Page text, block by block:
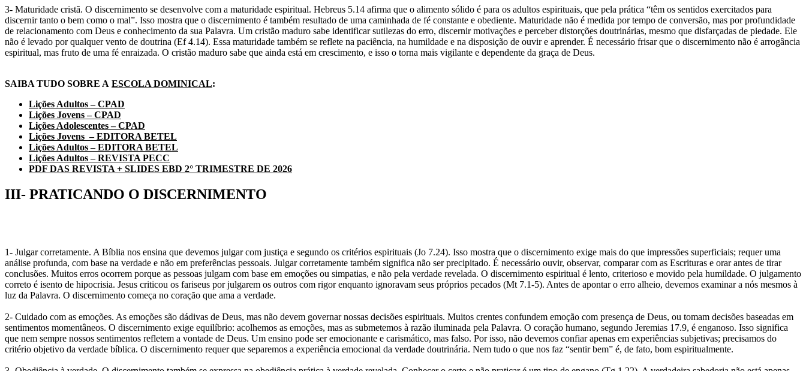
3- Maturidade cristã. O discernimento se desenvolve com a maturidade espiritual. Hebreus 5.14 afirma que o alimento sólido é para os adultos espirituais, que pela prática “têm os sentidos exercitados para
discernir tanto o bem como o mal”. Isso mostra que o discernimento é também resultado de uma caminhada de fé constante e obediente. Maturidade não é medida por tempo de conversão, mas por profundidade
de relacionamento com Deus e conhecimento da sua Palavra. Um cristão maduro sabe identificar sutilezas do erro, discernir motivações e perceber distorções doutrinárias, mesmo que disfarçadas de piedade. Ele
não é levado por qualquer vento de doutrina (Ef 4.14). Essa maturidade também se reflete na paciência, na humildade e na disposição de ouvir e aprender. É necessário frisar que o discernimento não é arrogância
espiritual, mas fruto de uma fé enraizada. O cristão maduro sabe que ainda está em crescimento, e isso o torna mais vigilante e dependente da graça de Deus.
SAIBA TUDO SOBRE A ESCOLA DOMINICAL:
Lições Adultos – CPAD
Lições Jovens – CPAD
Lições Adolescentes – CPAD
Lições Jovens – EDITORA BETEL
Lições Adultos – EDITORA BETEL
Lições Adultos – REVISTA PECC
PDF DAS REVISTA + SLIDES EBD 2° TRIMESTRE DE 2026
III- PRATICANDO O DISCERNIMENTO
1- Julgar corretamente. A Bíblia nos ensina que devemos julgar com justiça e segundo os critérios espirituais (Jo 7.24). Isso mostra que o discernimento exige mais do que impressões superficiais; requer uma
análise profunda, com base na verdade e não em preferências pessoais. Julgar corretamente também significa não ser precipitado. É necessário ouvir, observar, comparar com as Escrituras e orar antes de tirar
conclusões. Muitos erros ocorrem porque as pessoas julgam com base em emoções ou simpatias, e não pela verdade revelada. O discernimento espiritual é lento, criterioso e movido pela humildade. O julgamento
correto é isento de hipocrisia. Jesus criticou os fariseus por julgarem os outros com rigor enquanto ignoravam seus próprios pecados (Mt 7.1-5). Antes de apontar o erro alheio, devemos examinar a nós mesmos à
luz da Palavra. O discernimento começa no coração que ama a verdade.
2- Cuidado com as emoções. As emoções são dádivas de Deus, mas não devem governar nossas decisões espirituais. Muitos crentes confundem emoção com presença de Deus, ou tomam decisões baseadas em
sentimentos momentâneos. O discernimento exige equilíbrio: acolhemos as emoções, mas as submetemos à razão iluminada pela Palavra. O coração humano, segundo Jeremias 17.9, é enganoso. Isso significa
que nem sempre nossos sentimentos refletem a vontade de Deus. Um ensino pode ser emocionante e carismático, mas falso. Por isso, não devemos confiar apenas em experiências subjetivas; precisamos do
critério objetivo da verdade bíblica. O discernimento requer que separemos a experiência emocional da verdade doutrinária. Nem tudo o que nos faz “sentir bem” é, de fato, bom espiritualmente.